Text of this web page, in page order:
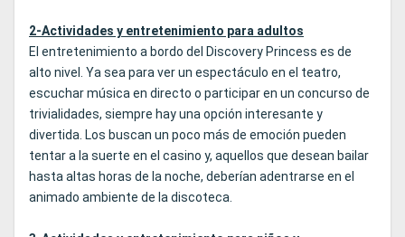
2-Actividades y entretenimiento para adultos
El entretenimiento a bordo del Discovery Princess es de
alto nivel. Ya sea para ver un espectáculo en el teatro,
escuchar música en directo o participar en un concurso de
trivialidades, siempre hay una opción interesante y
divertida. Los buscan un poco más de emoción pueden
tentar a la suerte en el casino y, aquellos que desean bailar
hasta altas horas de la noche, deberían adentrarse en el
animado ambiente de la discoteca.